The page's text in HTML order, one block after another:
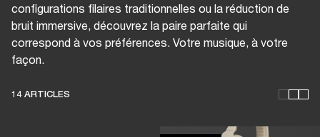
configurations filaires traditionnelles ou la réduction de
bruit immersive, découvrez la paire parfaite qui
correspond à vos préférences. Votre musique, à votre
façon.
14 ARTICLES